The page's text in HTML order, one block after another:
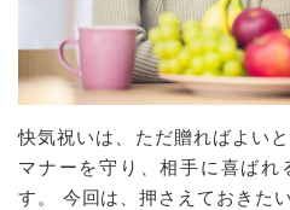
快気祝いは、ただ贈ればよい
マナーを守り、相手に喜ばれ
す。 今回は、押さえておきた